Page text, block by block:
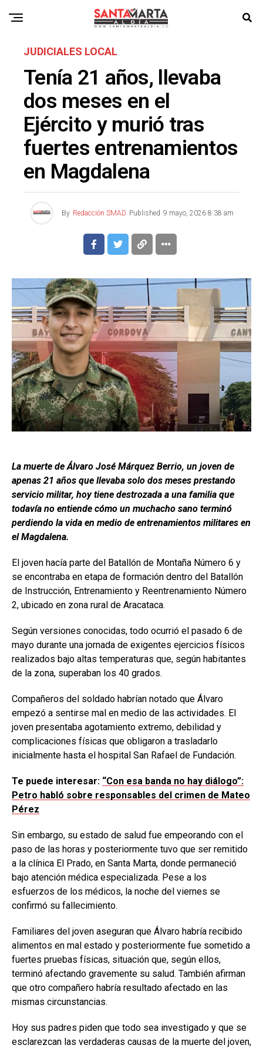
JUDICIALES LOCAL
Tenía 21 años, llevaba
dos meses en el
Ejército y murió tras
fuertes entrenamientos
en Magdalena
By Redacción SMAD Published 9 mayo, 2026 8:38 am
La muerte de Álvaro José Márquez Berrio, un joven de
apenas 21 años que llevaba solo dos meses prestando
servicio militar, hoy tiene destrozada a una familia que
todavía no entiende cómo un muchacho sano terminó
perdiendo la vida en medio de entrenamientos militares en
el Magdalena.
El joven hacía parte del Batallón de Montaña Número 6 y
se encontraba en etapa de formación dentro del Batallón
de Instrucción, Entrenamiento y Reentrenamiento Número
2, ubicado en zona rural de Aracataca.
Según versiones conocidas, todo ocurrió el pasado 6 de
mayo durante una jornada de exigentes ejercicios físicos
realizados bajo altas temperaturas que, según habitantes
de la zona, superaban los 40 grados.
Compañeros del soldado habrían notado que Álvaro
empezó a sentirse mal en medio de las actividades. El
joven presentaba agotamiento extremo, debilidad y
complicaciones físicas que obligaron a trasladarlo
inicialmente hasta el hospital San Rafael de Fundación.
Te puede interesar: “Con esa banda no hay diálogo”:
Petro habló sobre responsables del crimen de Mateo
Pérez
Sin embargo, su estado de salud fue empeorando con el
paso de las horas y posteriormente tuvo que ser remitido
a la clínica El Prado, en Santa Marta, donde permaneció
bajo atención médica especializada. Pese a los
esfuerzos de los médicos, la noche del viernes se
confirmó su fallecimiento.
Familiares del joven aseguran que Álvaro habría recibido
alimentos en mal estado y posteriormente fue sometido a
fuertes pruebas físicas, situación que, según ellos,
terminó afectando gravemente su salud. También afirman
que otro compañero habría resultado afectado en las
mismas circunstancias.
Hoy sus padres piden que todo sea investigado y que se
esclarezcan las verdaderas causas de la muerte del joven,